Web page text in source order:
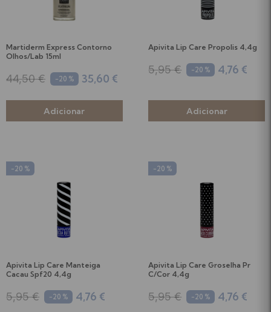
Martiderm Express Contorno
Olhos/Lab 15ml
44,50 € -20 % 35,60 €
Apivita Lip Care Propolis 4,4g
5,95 € -20 % 4,76 €
-20 %
Apivita Lip Care Manteiga
Cacau Spf20 4,4g
5,95 € -20 % 4,76 €
-20 %
Apivita Lip Care Groselha Pr
C/Cor 4,4g
5,95 € -20 % 4,76 €